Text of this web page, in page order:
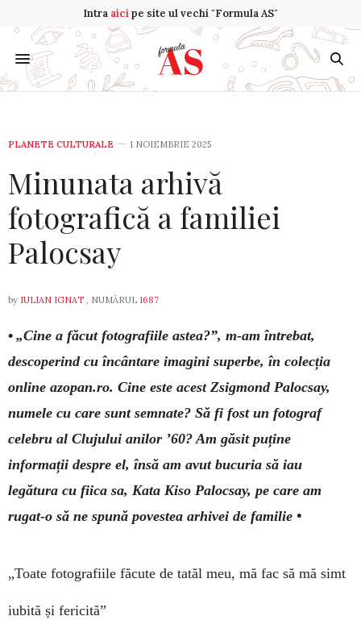
Intra aicipe site ul vechi "Formula AS"
PLANETE CULTURALE 1 NOIEMBRIE 2025
Minunata arhivă
fotografică a familiei
Palocsay
by IULIAN IGNAT , NUMĂRUL 1687
• „Cine a făcut fotografiile astea?”, m-am întrebat,
descoperind cu încântare imagini superbe, în colecția
online azopan.ro. Cine este acest Zsigmond Palocsay,
numele cu care sunt semnate? Să fi fost un fotograf
celebru al Clujului anilor ’60? Am găsit puține
informații despre el, însă am avut bucuria să iau
legătura cu fiica sa, Kata Kiso Palocsay, pe care am
rugat-o să ne spună povestea arhivei de familie •
„Toate fotografiile făcute de tatăl meu, mă fac să mă simt
iubită și fericită”